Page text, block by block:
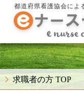
都道府県看護協会によ
求職者の方 TOP